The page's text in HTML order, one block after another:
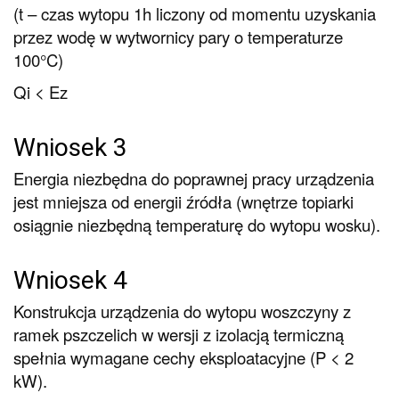
(t – czas wytopu 1h liczony od momentu uzyskania
przez wodę w wytwornicy pary o temperaturze
100°C)
Qi < Ez
Wniosek 3
Energia niezbędna do poprawnej pracy urządzenia
jest mniejsza od energii źródła (wnętrze topiarki
osiągnie niezbędną temperaturę do wytopu wosku).
Wniosek 4
Konstrukcja urządzenia do wytopu woszczyny z
ramek pszczelich w wersji z izolacją termiczną
spełnia wymagane cechy eksploatacyjne (P < 2
kW).